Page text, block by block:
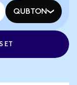
QUBTON
ET